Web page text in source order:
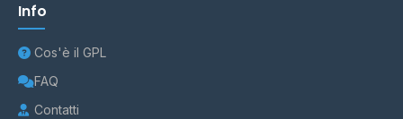
Info
Cos'è il GPL
FAQ
Contatti